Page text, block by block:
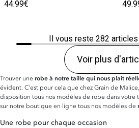
44.99€
Il vous reste 282
Voir plus
Trouver une robe à notre taille qui nous plait
évident. C’est pour cela que chez Grain de
disposition tous nos modèles de robe dans votre
sur notre boutique en ligne tous nos modèles de
Une robe pour chaque occasion